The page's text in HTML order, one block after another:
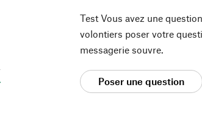
Test Vous avez une
volontiers poser votre
messagerie souvre.
Poser une question